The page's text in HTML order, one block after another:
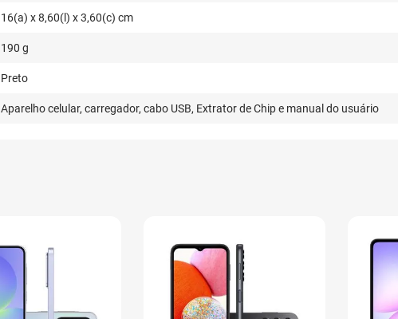
16(a) x 8,60(l) x 3,60(c) cm
190 g
Preto
Aparelho celular, carregador, cabo USB, Extrator de Chip e manual do usuário